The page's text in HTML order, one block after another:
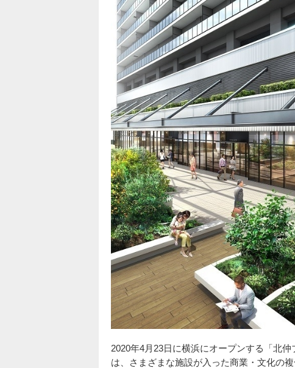
2020年4月23日に横浜にオープンする「北
は、さまざまな施設が入った商業・文化の